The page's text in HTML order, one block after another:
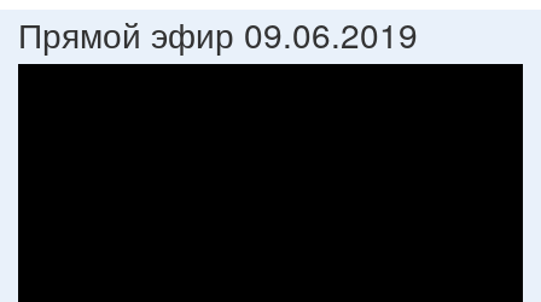
Прямой эфир 09.06.2019